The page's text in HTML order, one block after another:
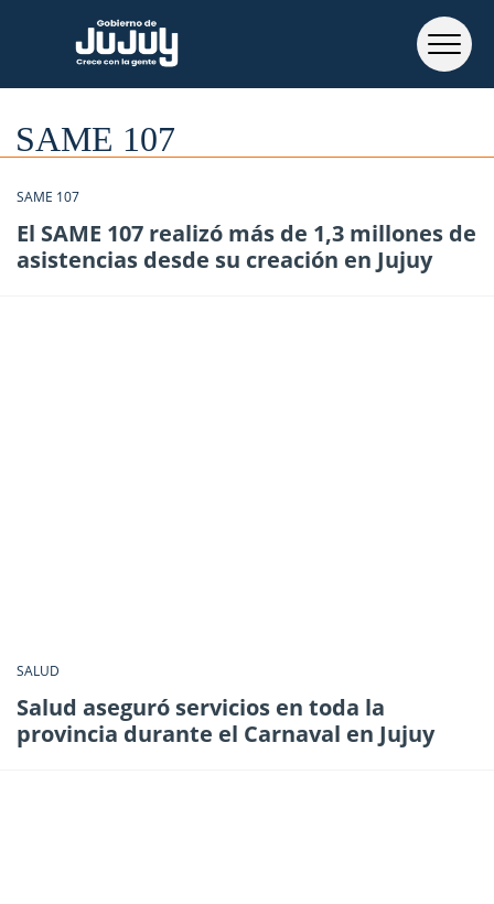
SAME 107
SAME 107
El SAME 107 realizó más de 1,3 millones de
asistencias desde su creación en Jujuy
SALUD
Salud aseguró servicios en toda la
provincia durante el Carnaval en Jujuy